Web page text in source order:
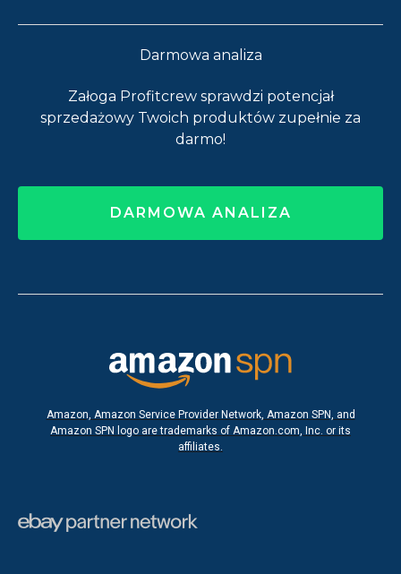
Darmowa analiza
Załoga Profitcrew sprawdzi potencjał
sprzedażowy Twoich produktów zupełnie za
darmo!
DARMOWA ANALIZA
Amazon, Amazon Service Provider Network, Amazon SPN, and
Amazon SPN logo are trademarks of Amazon.com, Inc. or its
affiliates.